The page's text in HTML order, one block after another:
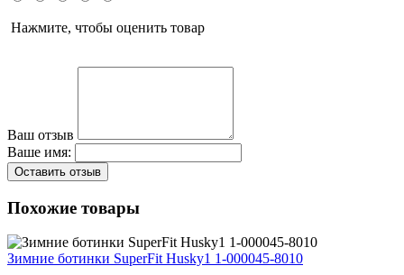
Нажмите, чтобы оценить товар
Ваш отзыв
Ваше имя:
Оставить отзыв
Похожие товары
Зимние ботинки SuperFit Husky1 1-000045-8010